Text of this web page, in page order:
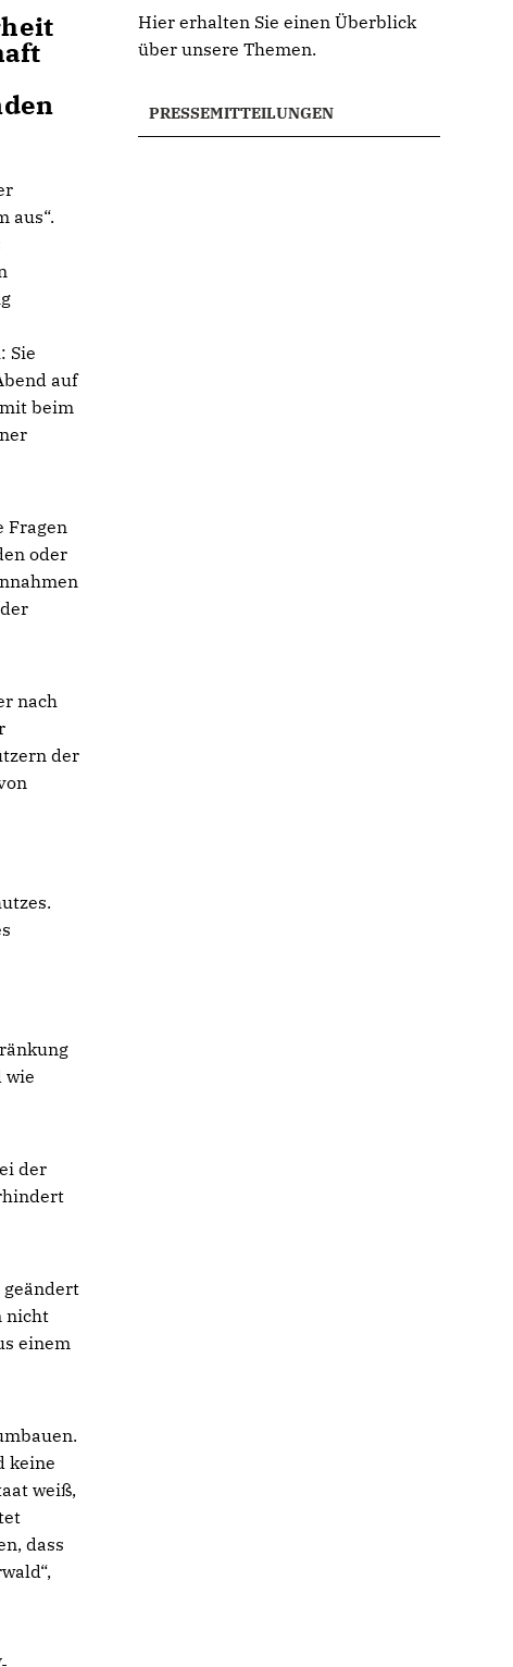
aus“.
Sie
auf
beim
Fragen
oder
nach
der
wie
der
geändert
nicht
einem
keine
weiß,
dass
Hier erhalten Sie einen Überblick
über unsere Themen.
PRESSEMITTEILUNGEN